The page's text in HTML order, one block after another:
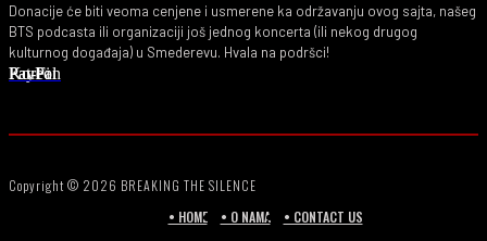
Donacije će biti veoma cenjene i usmerene ka održavanju ovog sajta, našeg
BTS podcasta ili organizaciji još jednog koncerta (ili nekog drugog
kulturnog događaja) u Smederevu. Hvala na podršci!
PayPal
Ko-Fi
Patreon
Copyright © 2026 BREAKING THE SILENCE
• HOME
• O NAMA • CONTACT US